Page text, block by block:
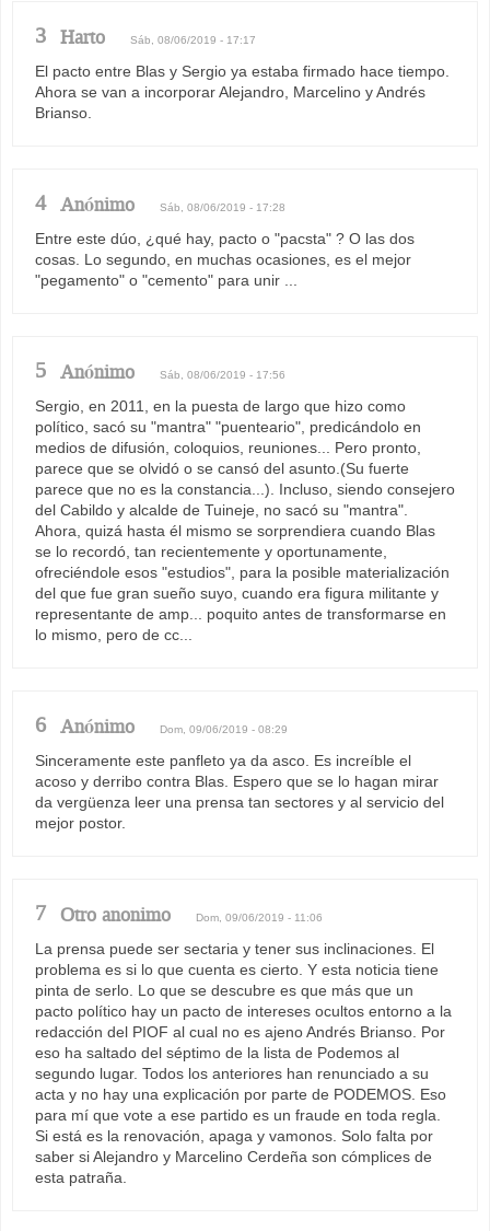
3 Harto Sáb, 08/06/2019 - 17:17
El pacto entre Blas y Sergio ya estaba firmado hace tiempo.
Ahora se van a incorporar Alejandro, Marcelino y Andrés
Brianso.
4 Anónimo Sáb, 08/06/2019 - 17:28
Entre este dúo, ¿qué hay, pacto o "pacsta" ? O las dos
cosas. Lo segundo, en muchas ocasiones, es el mejor
"pegamento" o "cemento" para unir ...
5 Anónimo Sáb, 08/06/2019 - 17:56
Sergio, en 2011, en la puesta de largo que hizo como
político, sacó su "mantra" "puenteario", predicándolo en
medios de difusión, coloquios, reuniones... Pero pronto,
parece que se olvidó o se cansó del asunto.(Su fuerte
parece que no es la constancia...). Incluso, siendo consejero
del Cabildo y alcalde de Tuineje, no sacó su "mantra".
Ahora, quizá hasta él mismo se sorprendiera cuando Blas
se lo recordó, tan recientemente y oportunamente,
ofreciéndole esos "estudios", para la posible materialización
del que fue gran sueño suyo, cuando era figura militante y
representante de amp... poquito antes de transformarse en
lo mismo, pero de cc...
6 Anónimo Dom, 09/06/2019 - 08:29
Sinceramente este panfleto ya da asco. Es increíble el
acoso y derribo contra Blas. Espero que se lo hagan mirar
da vergüenza leer una prensa tan sectores y al servicio del
mejor postor.
7 Otro anonimo Dom, 09/06/2019 - 11:06
La prensa puede ser sectaria y tener sus inclinaciones. El
problema es si lo que cuenta es cierto. Y esta noticia tiene
pinta de serlo. Lo que se descubre es que más que un
pacto político hay un pacto de intereses ocultos entorno a la
redacción del PIOF al cual no es ajeno Andrés Brianso. Por
eso ha saltado del séptimo de la lista de Podemos al
segundo lugar. Todos los anteriores han renunciado a su
acta y no hay una explicación por parte de PODEMOS. Eso
para mí que vote a ese partido es un fraude en toda regla.
Si está es la renovación, apaga y vamonos. Solo falta por
saber si Alejandro y Marcelino Cerdeña son cómplices de
esta patraña.